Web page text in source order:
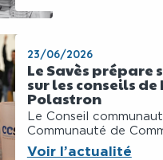
23/06/2026
Le Savès prépare
sur les conseils
Polastron
Le Conseil
Communauté de
Voir l’actualité